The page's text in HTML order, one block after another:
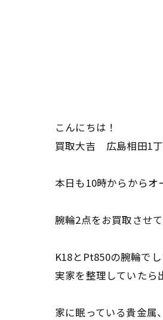
こんにちは！
買取大吉 広島相田1丁
本日も10時からから
腕輪2点をお買取させ
K18とPt850の腕輪でし
実家を整理していた
家に眠っている貴金属